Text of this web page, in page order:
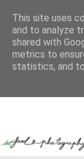
This site uses
and to analyze
shared with
metrics to
statistics, and